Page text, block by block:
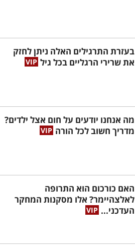
בעזרת התרגילים האלה ניתן לחזק
את שרירי הרגליים בכל גיל
מה אנחנו יודעים על חום אצל ילדים?
מדריך חשוב לכל הורה
האם כורכום הוא התרופה
לאלצהיימר? אלו מסקנות המחקר
העדכני...